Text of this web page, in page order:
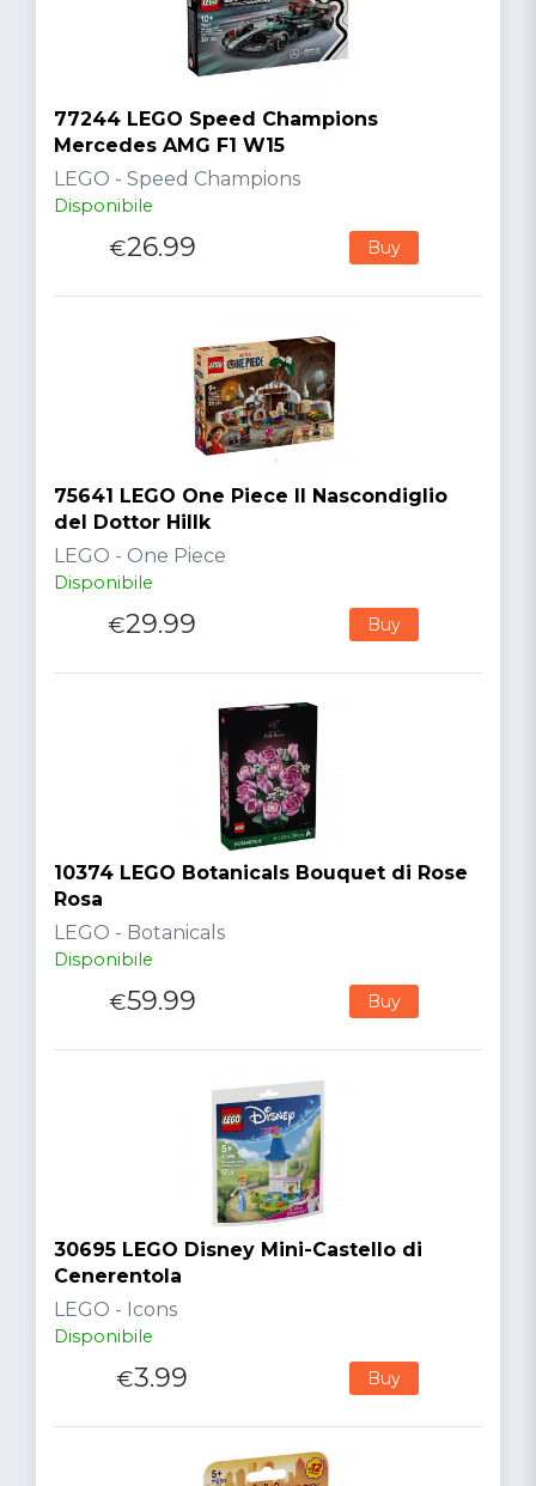
77244 LEGO Speed Champions
Mercedes AMG F1 W15
LEGO - Speed Champions
Disponibile
€26.99 Buy
75641 LEGO One Piece Il Nascondiglio
del Dottor Hillk
LEGO - One Piece
Disponibile
€29.99 Buy
10374 LEGO Botanicals Bouquet di Rose
Rosa
LEGO - Botanicals
Disponibile
€59.99 Buy
30695 LEGO Disney Mini-Castello di
Cenerentola
LEGO - Icons
Disponibile
€3.99 Buy